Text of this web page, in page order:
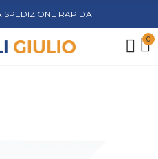
SPEDIZIONE RAPIDA
0